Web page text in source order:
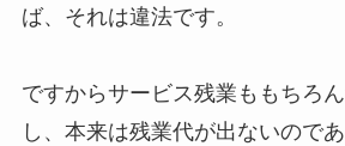
ば、それは違法です。
ですからサービス残業ももちろ
し、本来は残業代が出ないので